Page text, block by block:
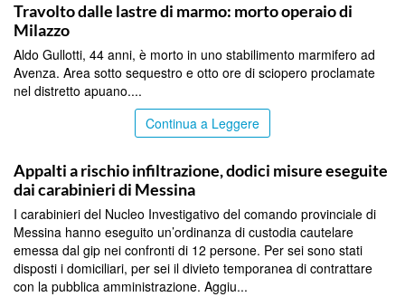
Travolto dalle lastre di marmo: morto operaio di
Milazzo
Aldo Gullotti, 44 anni, è morto in uno stabilimento marmifero ad
Avenza. Area sotto sequestro e otto ore di sciopero proclamate
nel distretto apuano....
Continua a Leggere
Appalti a rischio infiltrazione, dodici misure eseguite
dai carabinieri di Messina
I carabinieri del Nucleo Investigativo del comando provinciale di
Messina hanno eseguito un’ordinanza di custodia cautelare
emessa dal gip nei confronti di 12 persone. Per sei sono stati
disposti i domiciliari, per sei il divieto temporanea di contrattare
con la pubblica amministrazione. Aggiu...